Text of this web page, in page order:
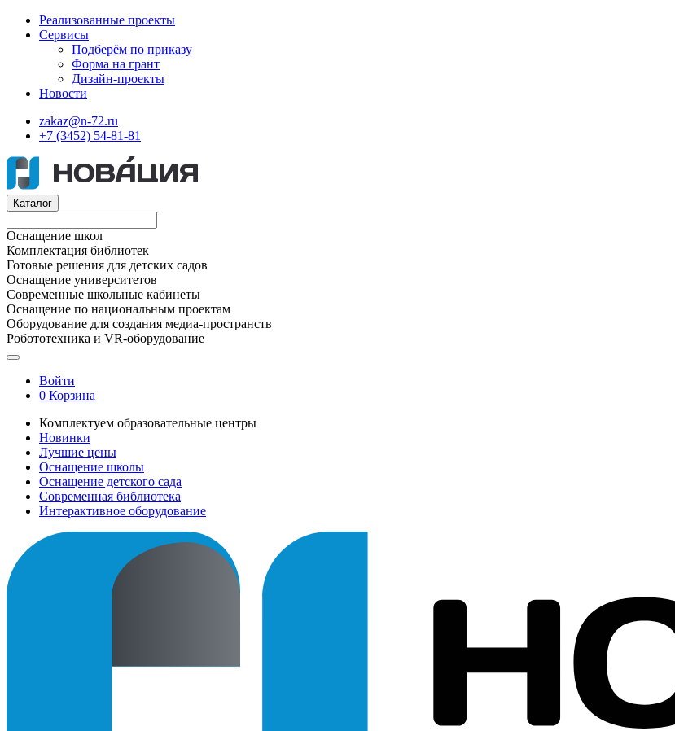
Реализованные проекты
Сервисы
Подберём по приказу
Форма на грант
Дизайн-проекты
Новости
zakaz@n-72.ru
+7 (3452) 54-81-81
Каталог
Оснащение школ
Комплектация библиотек
Готовые решения для детских садов
Оснащение университетов
Современные школьные кабинеты
Оснащение по национальным проектам
Оборудование для создания медиа-пространств
Робототехника и VR-оборудование
Войти
0 Корзина
Комплектуем образовательные центры
Новинки
Лучшие цены
Оснащение школы
Оснащение детского сада
Современная библиотека
Интерактивное оборудование